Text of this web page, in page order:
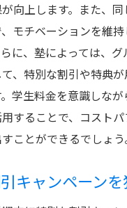
向上します。また、
モチベーションを維
に、塾によっては、グ
、特別な割引や特典
学生料金を意識しな
することで、コスト
ことができるでしょう
キャンペーンを